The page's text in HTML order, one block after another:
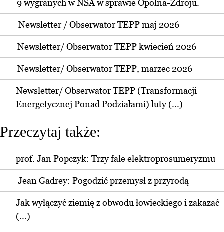
9 wygranych w NSA w sprawie Opolna-Zdroju.
Newsletter / Obserwator TEPP maj 2026
Newsletter/ Obserwator TEPP kwiecień 2026
Newsletter/ Obserwator TEPP, marzec 2026
Newsletter/ Obserwator TEPP (Transformacji
Energetycznej Ponad Podziałami) luty (...)
Przeczytaj także:
prof. Jan Popczyk: Trzy fale elektroprosumeryzmu
Jean Gadrey: Pogodzić przemysł z przyrodą
Jak wyłączyć ziemię z obwodu łowieckiego i zakazać
(...)